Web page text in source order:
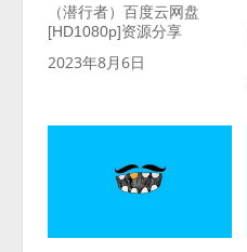
（潜行者）百度云网盘
[HD1080p]资源分享
2023年8月6日